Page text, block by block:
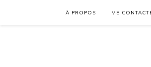
À PROPOS ME